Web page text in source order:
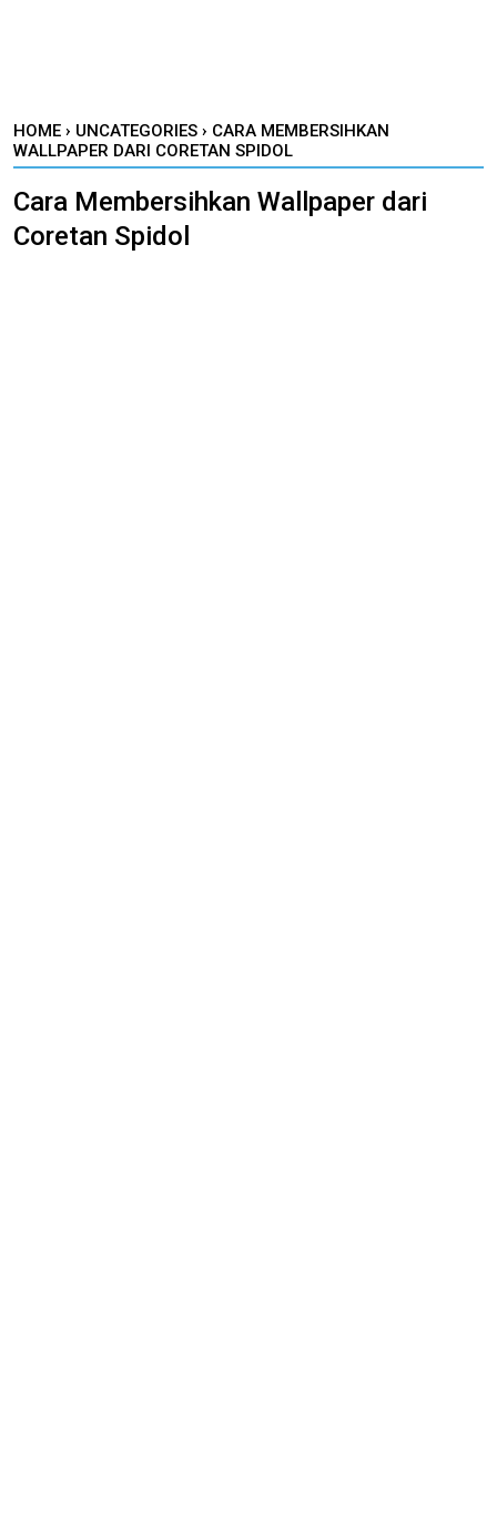
HOME › UNCATEGORIES › CARA MEMBERSIHKAN
WALLPAPER DARI CORETAN SPIDOL
Cara Membersihkan Wallpaper dari
Coretan Spidol